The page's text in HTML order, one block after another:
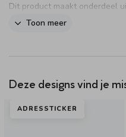
Dit product maakt onderdeel
Toon meer
Deze designs vind je
ADRESSTICKER